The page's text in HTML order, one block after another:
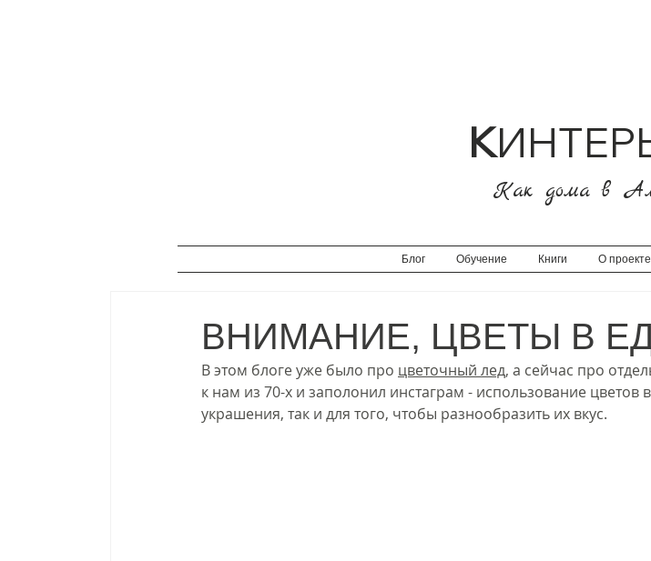
К
Как дома в
Блог Обучение Книги О проекте
ВНИМАНИЕ, ЦВЕТЫ В
В этом блоге уже было про цветочный лед, а сейчас про
к нам из 70-х и заполонил инстаграм - использование цветов
украшения, так и для того, чтобы разнообразить их вкус.